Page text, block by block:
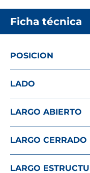
Ficha técnica
POSICION
LADO
LARGO ABIERTO
LARGO CERRADO
LARGO